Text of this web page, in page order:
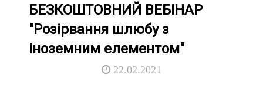
БЕЗКОШТОВНИЙ ВЕБІНАР
"Розірвання шлюбу з
іноземним елементом"
22.02.2021